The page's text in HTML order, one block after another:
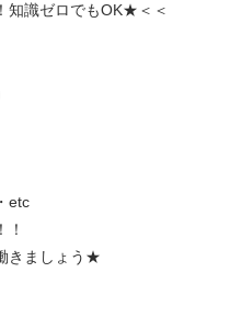
知識ゼロでもOK★＜＜
etc
きましょう★